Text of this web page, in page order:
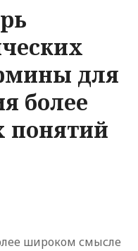
для
более
понятий
широком смысле